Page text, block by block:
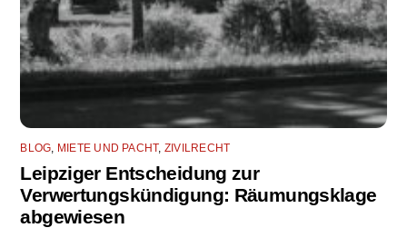
BLOG, MIETE UND PACHT, ZIVILRECHT
Leipziger Entscheidung zur
Verwertungskündigung: Räumungsklage
abgewiesen